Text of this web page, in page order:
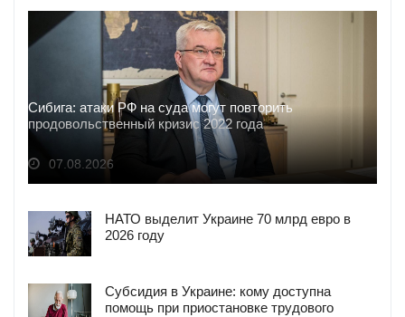
Сибига: атаки РФ на суда могут повторить
продовольственный кризис 2022 года
07.08.2026
НАТО выделит Украине 70 млрд евро в
2026 году
Субсидия в Украине: кому доступна
помощь при приостановке трудового